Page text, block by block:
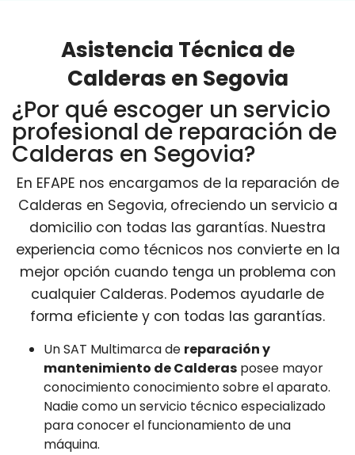
Asistencia Técnica de
Calderas en Segovia
¿Por qué escoger un servicio
profesional de reparación de
Calderas en Segovia?
En EFAPE nos encargamos de la reparación de
Calderas en Segovia, ofreciendo un servicio a
domicilio con todas las garantías. Nuestra
experiencia como técnicos nos convierte en la
mejor opción cuando tenga un problema con
cualquier Calderas. Podemos ayudarle de
forma eficiente y con todas las garantías.
Un SAT Multimarca de reparación y
mantenimiento de Calderas posee mayor
conocimiento conocimiento sobre el aparato.
Nadie como un servicio técnico especializado
para conocer el funcionamiento de una
máquina.